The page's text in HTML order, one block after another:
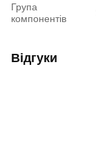
Група
компонентів
Відгуки